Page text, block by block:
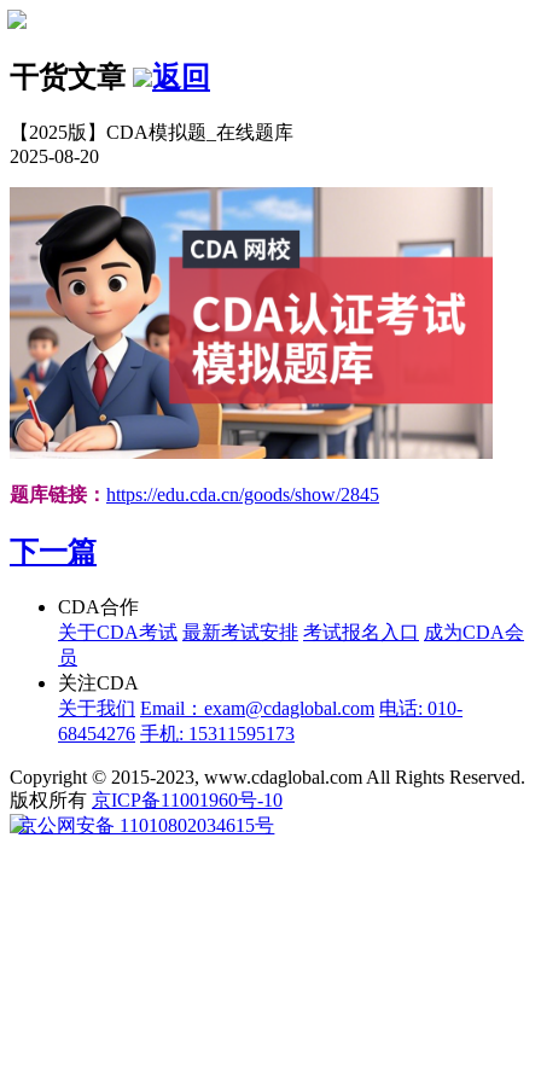
干货文章 返回
【2025版】CDA模拟题_在线题库
2025-08-20
题库链接： https://edu.cda.cn/goods/show/2845
下一篇
CDA合作
关于CDA考试 最新考试安排 考试报名入口 成为CDA会
员
关注CDA
关于我们 Email：exam@cdaglobal.com 电话: 010-
68454276 手机: 15311595173
Copyright © 2015-2023, www.cdaglobal.com All Rights Reserved.
版权所有 京ICP备11001960号-10
京公网安备 11010802034615号